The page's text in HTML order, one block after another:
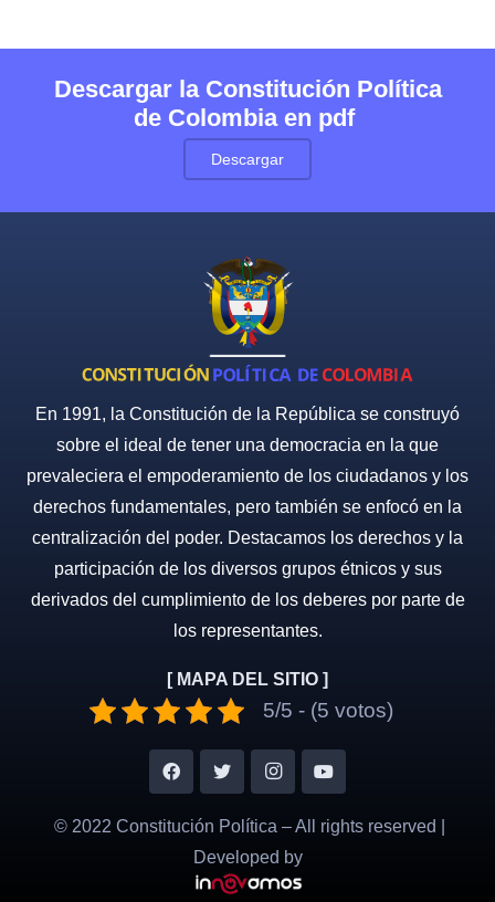
Descargar la Constitución Política
de Colombia en pdf
Descargar
En 1991, la Constitución de la República se construyó
sobre el ideal de tener una democracia en la que
prevaleciera el empoderamiento de los ciudadanos y los
derechos fundamentales, pero también se enfocó en la
centralización del poder. Destacamos los derechos y la
participación de los diversos grupos étnicos y sus
derivados del cumplimiento de los deberes por parte de
los representantes.
[ MAPA DEL SITIO ]
5/5 - (5 votos)
© 2022 Constitución Política – All rights reserved |
Developed by